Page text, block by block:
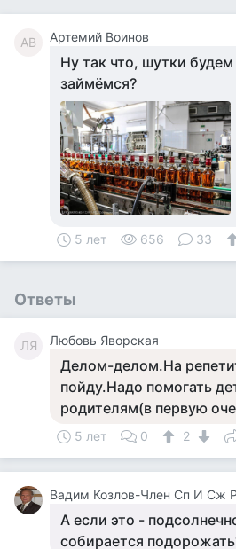
АВ Артемий Воинов
Ну так что, шутки
займёмся?
5 лет 656 33
Ответы
ЛЯ Любовь Яворская
Делом-делом.На
пойду.Надо помогать
родителям(в первую
5 лет 0 2
А если это -
собирается